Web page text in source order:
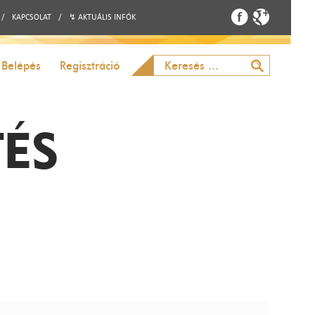
/ KAPCSOLAT / ↯ AKTUÁLIS INFÓK
Belépés Regisztráció